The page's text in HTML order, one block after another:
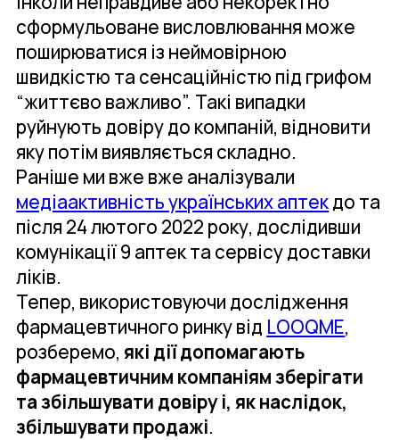
сформульоване висловлювання може
поширюватися із неймовірною
швидкістю та сенсаційністю під грифом
“життєво важливо”. Такі випадки
руйнують довіру до компаній, відновити
яку потім виявляється складно.
Раніше ми вже вже аналізували
медіаактивність українських аптекдо та
після 24 лютого 2022 року, дослідивши
комунікації 9 аптек та сервісу доставки
ліків.
Тепер, використовуючи дослідження
фармацевтичного ринку від LOOQME,
розберемо, які дії допомагають
фармацевтичним компаніям зберігати
та збільшувати довіру і, як наслідок,
збільшувати продажі.